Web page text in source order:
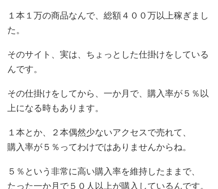
１本１万の商品なんで、総額４００万以上稼ぎまし
た。
そのサイト、実は、ちょっとした仕掛けをしている
んです。
その仕掛けをしてから、一か月で、購入率が５％以
上になる時もあります。
１本とか、２本偶然少ないアクセスで売れて、
購入率が５％ってわけではありませんからね。
５％という非常に高い購入率を維持したままで、
たった一か月で５０人以上が購入しているんです。